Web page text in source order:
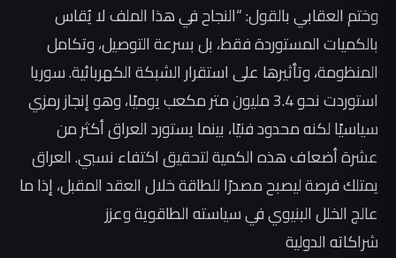
وختم العقابي بالقول: “النجاح في هذا الملف لا يُقاس
بالكميات المستوردة فقط، بل بسرعة التوصيل، وتكامل
المنظومة، وتأثيرها على استقرار الشبكة الكهربائية. سوريا
استوردت نحو 3.4 مليون متر مكعب يوميًا، وهو إنجاز رمزي
سياسيًا لكنه محدود فنيًا، بينما يستورد العراق أكثر من
عشرة أضعاف هذه الكمية لتحقيق اكتفاء نسبي. العراق
يمتلك فرصة ليصبح مصدرًا للطاقة خلال العقد المقبل، إذا ما
عالج الخلل البنيوي في سياسته الطاقوية وعزز
شراكاته الدولية